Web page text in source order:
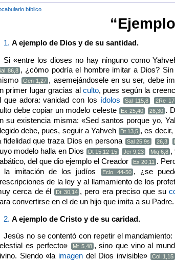
bíblico
1. A ejemplo de Dios y de su santidad.
Si «entre los dioses no hay ninguno como
86,8 , ¿cómo podría el hombre imitar a Dios?
Gen 1,27 , asemejándosele en su ser, debe
primer lugar gracias al culto, pues según la
que adora: vanidad con los ídolos Sal 115,8 2Re
debe copiar un modelo celeste
Ex 25,40 26,30 .
su existencia misma: «Sed santos porque yo,
debe, pues, seguir a Yahveh
Dt 13,5 , es
fidelidad que traza Dios en persona
Sal 25,9s 26,3
modelo halla en Dios
Dt 15,12-15 Jer 9,23 Miq 6,8 ,
del que dio ejemplo el Creador
Ex 20,11 .
la imitación de los judíos
Eclo 44-50 , ¿se
de la ley y al llamamiento de los
cerca de él
Dt 30,14 , pero era preciso que su
convertirse en el de un hijo que imita a su Padre.
2. A ejemplo de Cristo y de su caridad.
Jesús no se contentó con repetir el
es perfecto»
Mt 5,48 , sino que vino al
Siendo «la imagendel Dios invisible» Col 1,15